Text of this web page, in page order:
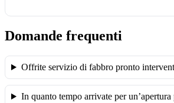
Domande frequenti
Offrite servizio di fabbro pronto
In quanto tempo arrivate per